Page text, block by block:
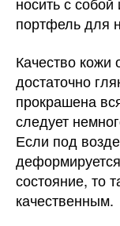
портфель для
Качество
достаточно
прокрашена
следует
Если под
состояние, то
качественным.